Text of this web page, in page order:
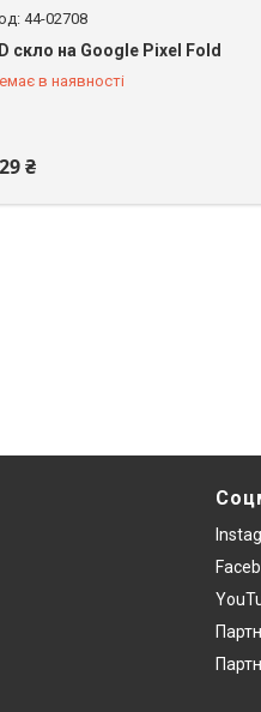
44-02708
скло на Google Pixel Fold
в наявності
₴
(98) 849-89-99